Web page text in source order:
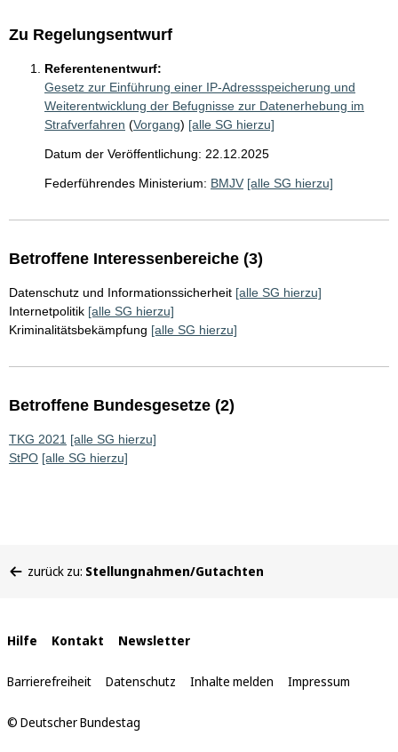
Zu Regelungsentwurf
Referentenentwurf:
Gesetz zur Einführung einer IP-Adressspeicherung und
Weiterentwicklung der Befugnisse zur Datenerhebung im
Strafverfahren (Vorgang) [alle SG hierzu]
Datum der Veröffentlichung: 22.12.2025
Federführendes Ministerium: BMJV [alle SG hierzu]
Betroffene Interessenbereiche (3)
Datenschutz und Informationssicherheit [alle SG hierzu]
Internetpolitik [alle SG hierzu]
Kriminalitätsbekämpfung [alle SG hierzu]
Betroffene Bundesgesetze (2)
TKG 2021 [alle SG hierzu]
StPO [alle SG hierzu]
befinden
zurück zu: Stellungnahmen/Gutachten
Interne
Links
Hilfe Kontakt Newsletter
Barrierefreiheit Datenschutz Inhalte melden Impressum
© Deutscher Bundestag